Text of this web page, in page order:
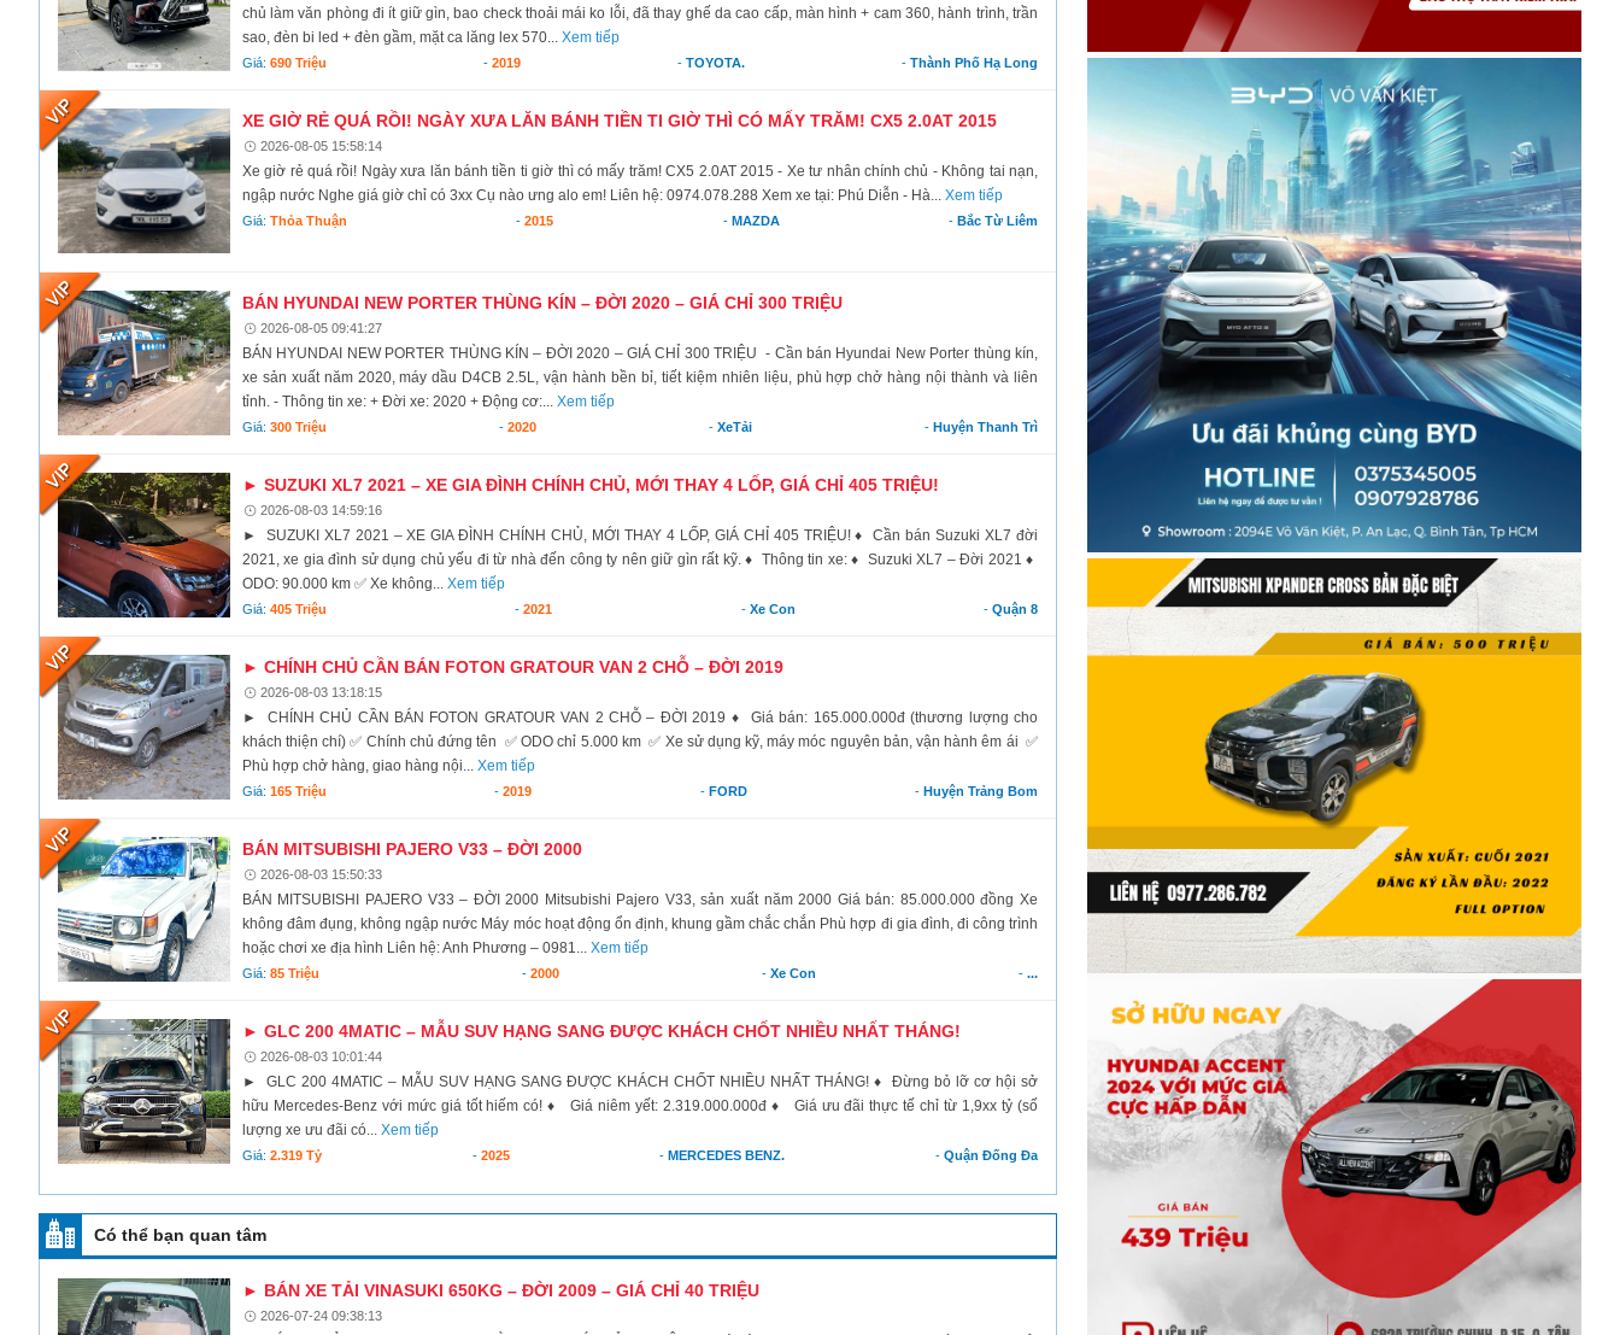
chủ làm văn phòng đi ít giữ gìn, bao check thoải mái ko lỗi, đã thay ghế da cao cấp, màn hình + cam 360, hành trình, trần
sao, đèn bi led + đèn gầm, mặt ca lăng lex 570... Xem tiếp
Giá: 690 Triệu - 2019 - TOYOTA. - Thành Phố Hạ Long
XE GIỜ RẺ QUÁ RỒI! NGÀY XƯA LĂN BÁNH TIỀN TI GIỜ THÌ CÓ MẤY TRĂM! CX5 2.0AT 2015
2026-08-05 15:58:14
Xe giờ rẻ quá rồi! Ngày xưa lăn bánh tiền ti giờ thì có mấy trăm! CX5 2.0AT 2015 - Xe tư nhân chính chủ - Không tai nạn,
ngập nước Nghe giá giờ chỉ có 3xx Cụ nào ưng alo em! Liên hệ: 0974.078.288 Xem xe tại: Phú Diễn - Hà... Xem tiếp
Giá: Thỏa Thuận -2015 - MAZDA - Bắc Từ Liêm
BÁN HYUNDAI NEW PORTER THÙNG KÍN – ĐỜI 2020 – GIÁ CHỈ 300 TRIỆU
2026-08-05 09:41:27
BÁN HYUNDAI NEW PORTER THÙNG KÍN – ĐỜI 2020 – GIÁ CHỈ 300 TRIỆU - Cần bán Hyundai New Porter thùng kín,
xe sản xuất năm 2020, máy dầu D4CB 2.5L, vận hành bền bỉ, tiết kiệm nhiên liệu, phù hợp chở hàng nội thành và liên
tỉnh. - Thông tin xe: + Đời xe: 2020 + Động cơ:... Xem tiếp
Giá: 300 Triệu - 2020 - XeTải - Huyện Thanh Trì
► SUZUKI XL7 2021 – XE GIA ĐÌNH CHÍNH CHỦ, MỚI THAY 4 LỐP, GIÁ CHỈ 405 TRIỆU!
2026-08-03 14:59:16
► SUZUKI XL7 2021 – XE GIA ĐÌNH CHÍNH CHỦ, MỚI THAY 4 LỐP, GIÁ CHỈ 405 TRIỆU! ♦ Cần bán Suzuki XL7 đời
2021, xe gia đình sử dụng chủ yếu đi từ nhà đến công ty nên giữ gìn rất kỹ. ♦ Thông tin xe: ♦ Suzuki XL7 – Đời 2021 ♦
ODO: 90.000 km ✅ Xe không... Xem tiếp
Giá: 405 Triệu -2021 - Xe Con - Quận 8
► CHÍNH CHỦ CẦN BÁN FOTON GRATOUR VAN 2 CHỖ – ĐỜI 2019
2026-08-03 13:18:15
► CHÍNH CHỦ CẦN BÁN FOTON GRATOUR VAN 2 CHỖ – ĐỜI 2019 ♦ Giá bán: 165.000.000đ (thương lượng cho
khách thiện chí) ✅ Chính chủ đứng tên ✅ ODO chỉ 5.000 km ✅ Xe sử dụng kỹ, máy móc nguyên bản, vận hành êm ái ✅
Phù hợp chở hàng, giao hàng nội... Xem tiếp
Giá: 165 Triệu -2019 - FORD - Huyện Trảng Bom
BÁN MITSUBISHI PAJERO V33 – ĐỜI 2000
2026-08-03 15:50:33
BÁN MITSUBISHI PAJERO V33 – ĐỜI 2000 Mitsubishi Pajero V33, sản xuất năm 2000 Giá bán: 85.000.000 đồng Xe
không đâm đụng, không ngập nước Máy móc hoạt động ổn định, khung gầm chắc chắn Phù hợp đi gia đình, đi công trình
hoặc chơi xe địa hình Liên hệ: Anh Phương – 0981... Xem tiếp
Giá: 85 Triệu - 2000 - Xe Con - ...
► GLC 200 4MATIC – MẪU SUV HẠNG SANG ĐƯỢC KHÁCH CHỐT NHIỀU NHẤT THÁNG!
2026-08-03 10:01:44
► GLC 200 4MATIC – MẪU SUV HẠNG SANG ĐƯỢC KHÁCH CHỐT NHIỀU NHẤT THÁNG! ♦ Đừng bỏ lỡ cơ hội sở
hữu Mercedes-Benz với mức giá tốt hiếm có! ♦ Giá niêm yết: 2.319.000.000đ ♦ Giá ưu đãi thực tế chỉ từ 1,9xx tỷ (số
lượng xe ưu đãi có... Xem tiếp
Giá: 2.319 Tỷ - 2025 - MERCEDES BENZ. - Quận Đống Đa
Có thể bạn quan tâm
► BÁN XE TẢI VINASUKI 650KG – ĐỜI 2009 – GIÁ CHỈ 40 TRIỆU
2026-07-24 09:38:13